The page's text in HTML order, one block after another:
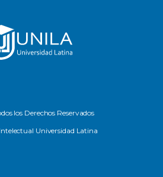
los Derechos Reservados
Universidad Latina